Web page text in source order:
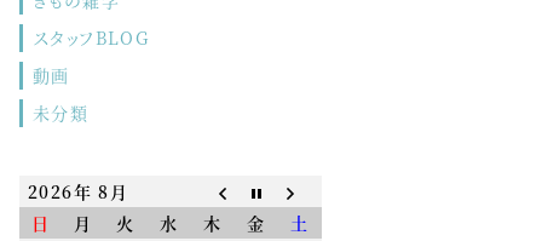
スタッフBLOG
動画
未分類
2026年 8月
日
月 火 水 木 金
土